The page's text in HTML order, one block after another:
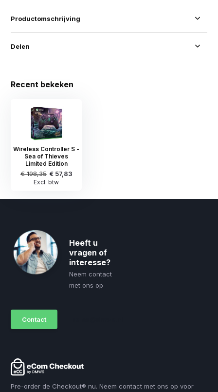
Productomschrijving
Delen
Recent bekeken
Wireless Controller S -
Sea of Thieves
Limited Edition
€ 198,35 € 57,83
Excl. btw
Heeft u
vragen of
interesse?
Neem contact
met ons op
Contact
Pre-order de Checkout® nu. Neem contact met ons op voor